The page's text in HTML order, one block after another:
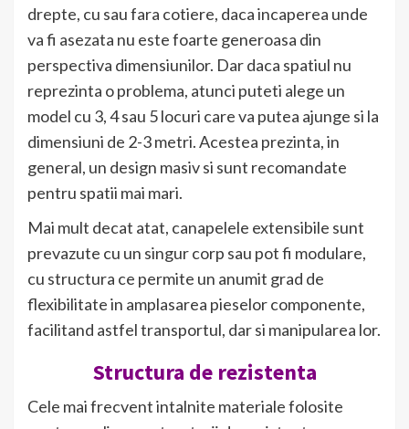
drepte, cu sau fara cotiere, daca incaperea unde
va fi asezata nu este foarte generoasa din
perspectiva dimensiunilor. Dar daca spatiul nu
reprezinta o problema, atunci puteti alege un
model cu 3, 4 sau 5 locuri care va putea ajunge si la
dimensiuni de 2-3 metri. Acestea prezinta, in
general, un design masiv si sunt recomandate
pentru spatii mai mari.
Mai mult decat atat, canapelele extensibile sunt
prevazute cu un singur corp sau pot fi modulare,
cu structura ce permite un anumit grad de
flexibilitate in amplasarea pieselor componente,
facilitand astfel transportul, dar si manipularea lor.
Structura de rezistenta
Cele mai frecvent intalnite materiale folosite